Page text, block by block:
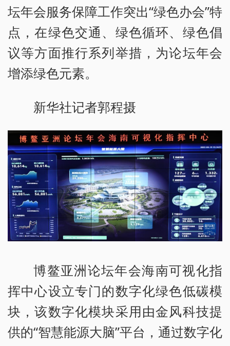
坛年会服务保障工作突出“绿色办会”特
点，在绿色交通、绿色循环、绿色倡
议等方面推行系列举措，为论坛年会
增添绿色元素。
新华社记者郭程摄
博鳌亚洲论坛年会海南可视化指
挥中心设立专门的数字化绿色低碳模
块，该数字化模块采用由金风科技提
供的“智慧能源大脑”平台，通过数字化